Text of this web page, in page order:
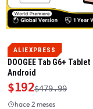
ALIEXPRESS
DOOGEE Tab G6+ Tablet
Android
$192$479.99
hace 2 meses